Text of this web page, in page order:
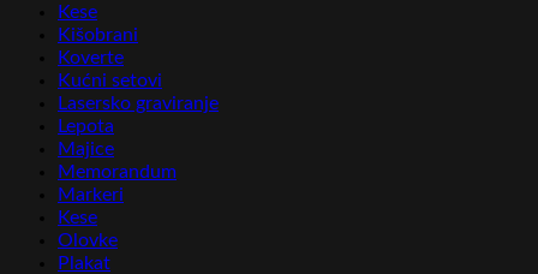
Kese
Kišobrani
Koverte
Kućni setovi
Lasersko graviranje
Lepota
Majice
Memorandum
Markeri
Kese
Olovke
Plakat